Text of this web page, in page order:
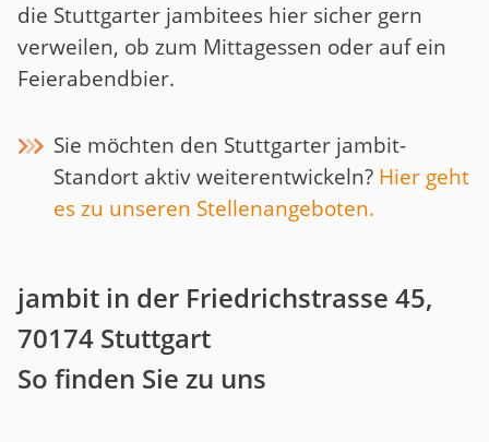
die Stuttgarter jambitees hier sicher gern
verweilen, ob zum Mittagessen oder auf ein
Feierabendbier.
Sie möchten den Stuttgarter jambit-
Standort aktiv weiterentwickeln? Hier geht
es zu unseren Stellenangeboten.
jambit in der Friedrichstrasse 45,
70174 Stuttgart
So finden Sie zu uns